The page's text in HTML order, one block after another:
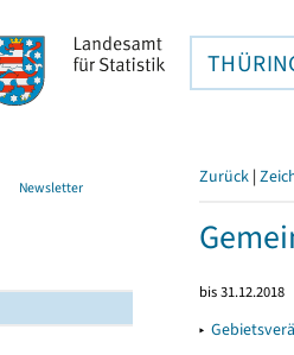
Newsletter Zurück |
bis 31.12.2018
▸